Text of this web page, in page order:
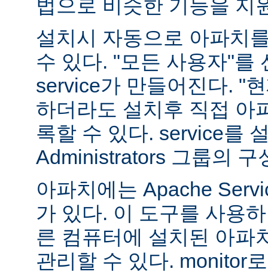
법으로 비슷한 기능을 지
설치시 자동으로 아파치
수 있다. "모든 사용자"를
service가 만들어진다. "
하더라도 설치후 직접 아
록할 수 있다. service를
Administrators 그룹의 구
아파치에는 Apache
가 있다. 이 도구를 사용
른 컴퓨터에 설치된 아파
관리할 수 있다. monitor